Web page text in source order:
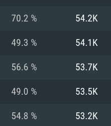
구사항
MAC
권장 사양
권장 사양
권장 사양
70.2 % 54.2K
49.3 % 54.1K
56.6 % 53.7K
49.0 % 53.5K
54.8 % 53.2K